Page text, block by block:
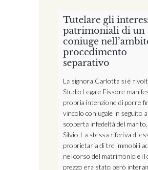
Tutelare gli
patrimoniali di un
coniuge
procedimento
separativo
La signora Carlotta si è
Studio Legale Fissore
propria intenzione di porre
vincolo coniugale in seguito
scoperta infedeltà del
Silvio. La stessa riferiva di
proprietaria di tre immobili
nel corso del matrimonio e il
prezzo era stato però